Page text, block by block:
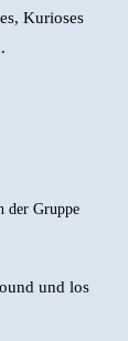
Kurioses
der Gruppe
und los